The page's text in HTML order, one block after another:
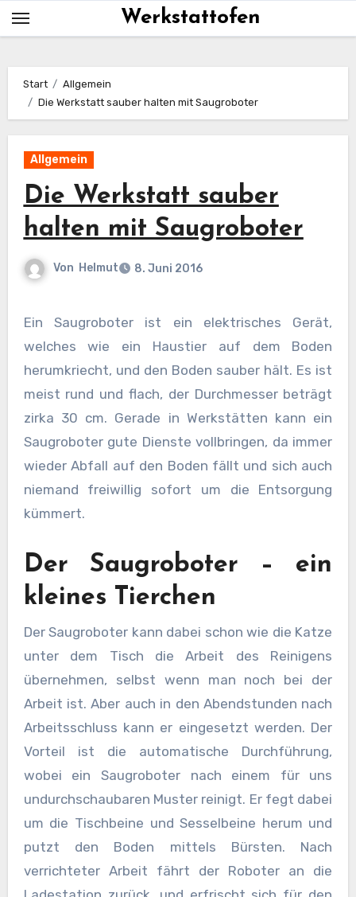
Skip
to
Werkstattofen
Start
Allgemein
Die Werkstatt sauber halten mit Saugroboter
Allgemein
Die Werkstatt sauber
halten mit Saugroboter
Von Helmut 8. Juni 2016
Ein Saugroboter ist ein elektrisches Gerät,
welches wie ein Haustier auf dem Boden
herumkriecht, und den Boden sauber hält. Es ist
meist rund und flach, der Durchmesser beträgt
zirka 30 cm. Gerade in Werkstätten kann ein
Saugroboter gute Dienste vollbringen, da immer
wieder Abfall auf den Boden fällt und sich auch
niemand freiwillig sofort um die Entsorgung
kümmert.
Der Saugroboter – ein
kleines Tierchen
Der Saugroboter kann dabei schon wie die Katze
unter dem Tisch die Arbeit des Reinigens
übernehmen, selbst wenn man noch bei der
Arbeit ist. Aber auch in den Abendstunden nach
Arbeitsschluss kann er eingesetzt werden. Der
Vorteil ist die automatische Durchführung,
wobei ein Saugroboter nach einem für uns
undurchschaubaren Muster reinigt. Er fegt dabei
um die Tischbeine und Sesselbeine herum und
putzt den Boden mittels Bürsten. Nach
verrichteter Arbeit fährt der Roboter an die